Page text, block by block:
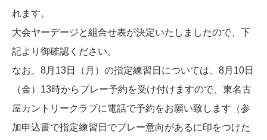
れます。
大会ヤーデージと組合せ表が決定いたしましたので、下
記より御確認ください。
なお、8月13日（月）の指定練習日については、8月10日
（金）13時からプレー予約を受け付けますので、東名古
屋カントリークラブに電話で予約をお願い致します（参
加申込書で指定練習日でプレー意向があるに印をつけた